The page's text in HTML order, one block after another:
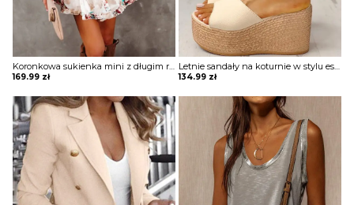
Koronkowa sukienka mini z długim rękawem i pełnym nadrukiem Mukula
169.99 zł
Letnie sandały na koturnie w stylu espadryli Ottilde
134.99 zł